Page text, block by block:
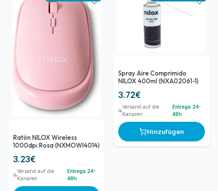
Ratón NILOX Wireless
1000dpi Rosa (NXMOWI4014)
3.23€
Versand auf die
Kanaren
Entrega 24-
48h
Spray Aire Comprimido
NILOX 400ml (NXA02061-1)
3.72€
Versand auf die
Kanaren
Entrega 24-
48h
Hinzufügen